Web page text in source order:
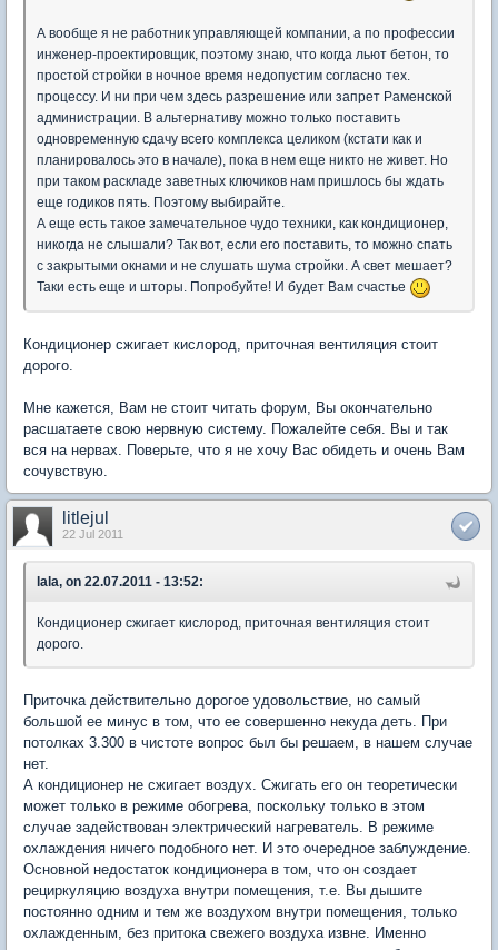
А вообще я не работник управляющей компании, а по профессии
инженер-проектировщик, поэтому знаю, что когда льют бетон, то
простой стройки в ночное время недопустим согласно тех.
процессу. И ни при чем здесь разрешение или запрет Раменской
администрации. В альтернативу можно только поставить
одновременную сдачу всего комплекса целиком (кстати как и
планировалось это в начале), пока в нем еще никто не живет. Но
при таком раскладе заветных ключиков нам пришлось бы ждать
еще годиков пять. Поэтому выбирайте.
А еще есть такое замечательное чудо техники, как кондиционер,
никогда не слышали? Так вот, если его поставить, то можно спать
с закрытыми окнами и не слушать шума стройки. А свет мешает?
Таки есть еще и шторы. Попробуйте! И будет Вам счастье
Кондиционер сжигает кислород, приточная вентиляция стоит
дорого.
Мне кажется, Вам не стоит читать форум, Вы окончательно
расшатаете свою нервную систему. Пожалейте себя. Вы и так
вся на нервах. Поверьте, что я не хочу Вас обидеть и очень Вам
сочувствую.
litlejul
22 Jul 2011
lala, on 22.07.2011 - 13:52:
Кондиционер сжигает кислород, приточная вентиляция стоит
дорого.
Приточка действительно дорогое удовольствие, но самый
большой ее минус в том, что ее совершенно некуда деть. При
потолках 3.300 в чистоте вопрос был бы решаем, в нашем случае
нет.
А кондиционер не сжигает воздух. Сжигать его он теоретически
может только в режиме обогрева, поскольку только в этом
случае задействован электрический нагреватель. В режиме
охлаждения ничего подобного нет. И это очередное заблуждение.
Основной недостаток кондиционера в том, что он создает
рециркуляцию воздуха внутри помещения, т.е. Вы дышите
постоянно одним и тем же воздухом внутри помещения, только
охлажденным, без притока свежего воздуха извне. Именно